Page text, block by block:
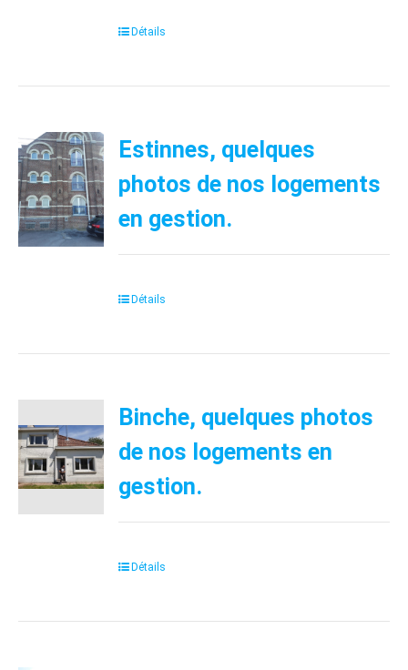
Détails
Estinnes, quelques
photos de nos logements
en gestion.
Détails
Binche, quelques photos
de nos logements en
gestion.
Détails